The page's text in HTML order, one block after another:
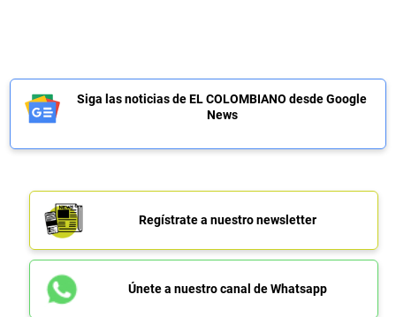
Siga las noticias de EL COLOMBIANO desde Google
News
Regístrate a nuestro newsletter
Únete a nuestro canal de Whatsapp